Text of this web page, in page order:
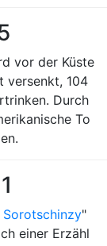
vor der Küste
versenkt, 104
Durch
To
"
einer Erzähl